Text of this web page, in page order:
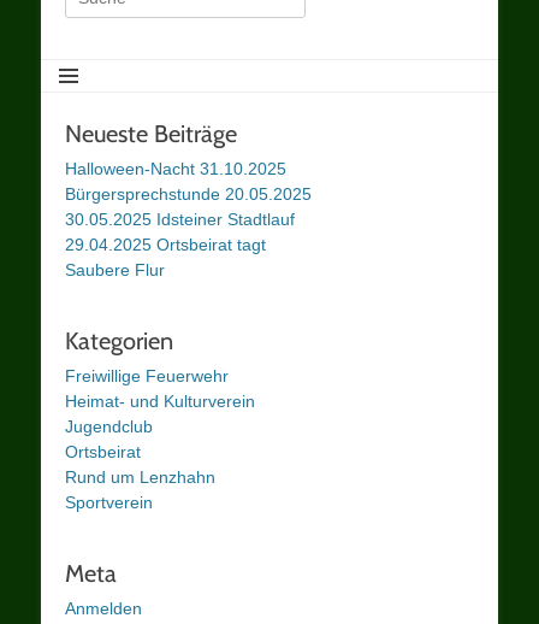
nach:
Neueste Beiträge
Halloween-Nacht 31.10.2025
Bürgersprechstunde 20.05.2025
30.05.2025 Idsteiner Stadtlauf
29.04.2025 Ortsbeirat tagt
Saubere Flur
Kategorien
Freiwillige Feuerwehr
Heimat- und Kulturverein
Jugendclub
Ortsbeirat
Rund um Lenzhahn
Sportverein
Meta
Anmelden